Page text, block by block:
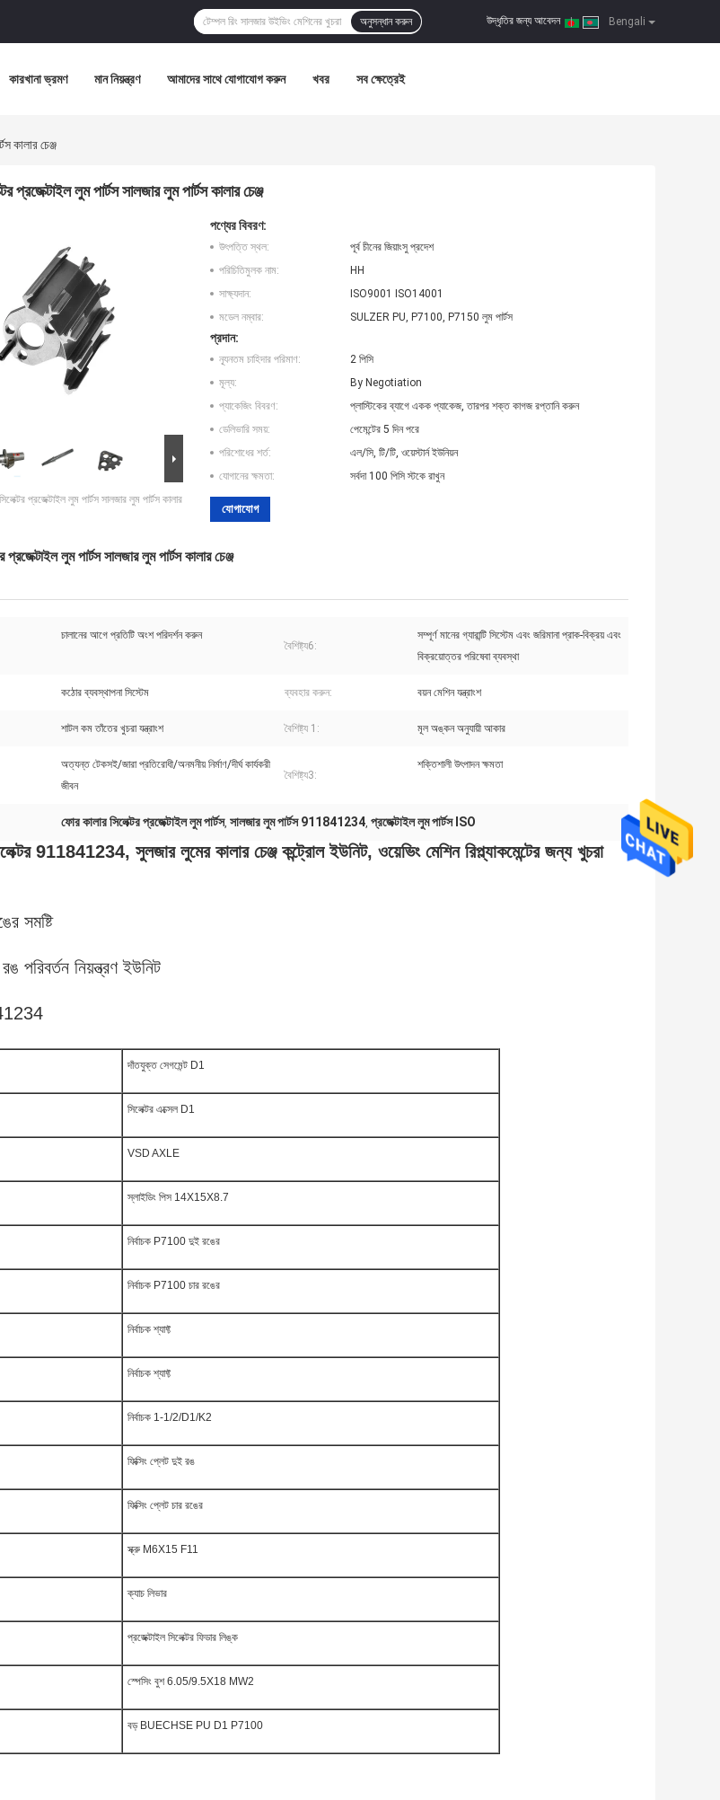
Bengali
উদ্ধৃতির জন্য আবেদন |
অনুসন্ধান করুন
কারখানা ভ্রমণ মান নিয়ন্ত্রণ আমাদের সাথে যোগাযোগ করুন খবর সব ক্ষেত্রেই
কালার চেঞ্জ
প্রজেক্টাইল লুম পার্টস সালজার লুম পার্টস কালার চেঞ্জ
প্রজেক্টাইল লুম পার্টস সালজার লুম পার্টস কালার
পণ্যের বিবরণ:
উৎপত্তি স্থল:
পূর্ব চীনের জিয়াংসু প্রদেশ
পরিচিতিমুলক নাম:
HH
সাক্ষ্যদান:
ISO9001 ISO14001
মডেল নম্বার:
SULZER PU, P7100, P7150 লুম পার্টস
প্রদান:
ন্যূনতম চাহিদার পরিমাণ:
2 পিসি
মূল্য:
By Negotiation
প্যাকেজিং বিবরণ:
প্লাস্টিকের ব্যাগে একক প্যাকেজ, তারপর শক্ত কাগজ রপ্তানি করুন
ডেলিভারি সময়:
পেমেন্টের 5 দিন পরে
পরিশোধের শর্ত:
এল/সি, টি/টি, ওয়েস্টার্ন ইউনিয়ন
যোগানের ক্ষমতা:
সর্বদা 100 পিসি স্টকে রাখুন
যোগাযোগ
প্রজেক্টাইল লুম পার্টস সালজার লুম পার্টস কালার চেঞ্জ
চালানের আগে প্রতিটি অংশ পরিদর্শন করুন
বৈশিষ্ট্য6:
সম্পূর্ণ মানের গ্যারান্টি সিস্টেম এবং জরিমানা প্রাক-বিক্রয় এবং
বিক্রয়োত্তর পরিষেবা ব্যবস্থা
কঠোর ব্যবস্থাপনা সিস্টেম ব্যবহার করুন: বয়ন মেশিন যন্ত্রাংশ
শাটল কম তাঁতের খুচরা যন্ত্রাংশ বৈশিষ্ট্য 1: মূল অঙ্কন অনুযায়ী আকার
অত্যন্ত টেকসই/জারা প্রতিরোধী/অনমনীয় নির্মাণ/দীর্ঘ কার্যকরী
জীবন
বৈশিষ্ট্য3:
শক্তিশালী উৎপাদন ক্ষমতা
ফোর কালার সিলেক্টর প্রজেক্টাইল লুম পার্টস, সালজার লুম পার্টস 911841234, প্রজেক্টাইল লুম পার্টস ISO
911841234, সুলজার লুমের কালার চেঞ্জ কন্ট্রোল ইউনিট, ওয়েভিং মেশিন রিপ্ল্যাকমেন্টের জন্য খুচরা
সমষ্টি
পরিবর্তন নিয়ন্ত্রণ ইউনিট
দাঁতযুক্ত সেগমেন্ট D1
সিলেক্টর এক্সেল D1
VSD AXLE
স্লাইডিং পিস 14X15X8.7
নির্বাচক P7100 দুই রঙের
নির্বাচক P7100 চার রঙের
নির্বাচক শ্যাফ্ট
নির্বাচক শ্যাফ্ট
নির্বাচক 1-1/2/D1/K2
ফিক্সিং প্লেট দুই রঙ
ফিক্সিং প্লেট চার রঙের
স্ক্রু M6X15 F11
ক্যাচ লিভার
প্রজেক্টাইল সিলেক্টর ফিডার লিঙ্ক
স্পেসিং বুশ 6.05/9.5X18 MW2
বড় BUECHSE PU D1 P7100